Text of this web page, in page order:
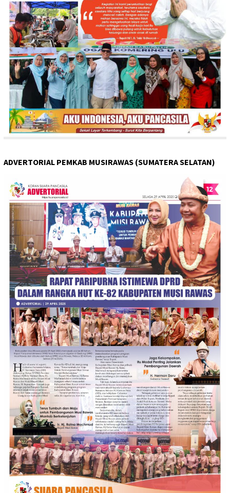
ADVERTORIAL PEMKAB MUSIRAWAS (SUMATERA SELATAN)